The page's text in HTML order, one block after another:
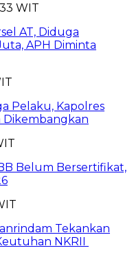
WIT
AT, Diduga
APH Diminta
Pelaku, Kapolres
Dikembangkan
Belum Bersertifikat,
Tekankan
NKRII